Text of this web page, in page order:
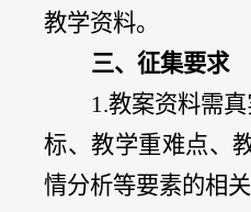
教学资料。
三、征集要求
1.教案资料需
标、教学重难点、
情分析等要素的相